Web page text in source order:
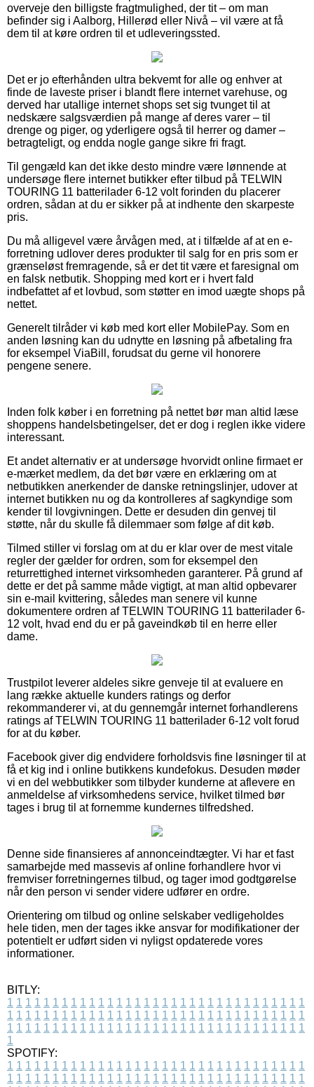
overveje den billigste fragtmulighed, der tit – om man
befinder sig i Aalborg, Hillerød eller Nivå – vil være at få
dem til at køre ordren til et udleveringssted.
Det er jo efterhånden ultra bekvemt for alle og enhver at
finde de laveste priser i blandt flere internet varehuse, og
derved har utallige internet shops set sig tvunget til at
nedskære salgsværdien på mange af deres varer – til
drenge og piger, og yderligere også til herrer og damer –
betragteligt, og endda nogle gange sikre fri fragt.
Til gengæld kan det ikke desto mindre være lønnende at
undersøge flere internet butikker efter tilbud på TELWIN
TOURING 11 batterilader 6-12 volt forinden du placerer
ordren, sådan at du er sikker på at indhente den skarpeste
pris.
Du må alligevel være årvågen med, at i tilfælde af at en e-
forretning udlover deres produkter til salg for en pris som er
grænseløst fremragende, så er det tit være et faresignal om
en falsk netbutik. Shopping med kort er i hvert fald
indbefattet af et lovbud, som støtter en imod uægte shops på
nettet.
Generelt tilråder vi køb med kort eller MobilePay. Som en
anden løsning kan du udnytte en løsning på afbetaling fra
for eksempel ViaBill, forudsat du gerne vil honorere
pengene senere.
Inden folk køber i en forretning på nettet bør man altid læse
shoppens handelsbetingelser, det er dog i reglen ikke videre
interessant.
Et andet alternativ er at undersøge hvorvidt online firmaet er
e-mærket medlem, da det bør være en erklæring om at
netbutikken anerkender de danske retningslinjer, udover at
internet butikken nu og da kontrolleres af sagkyndige som
kender til lovgivningen. Dette er desuden din genvej til
støtte, når du skulle få dilemmaer som følge af dit køb.
Tilmed stiller vi forslag om at du er klar over de mest vitale
regler der gælder for ordren, som for eksempel den
returrettighed internet virksomheden garanterer. På grund af
dette er det på samme måde vigtigt, at man altid opbevarer
sin e-mail kvittering, således man senere vil kunne
dokumentere ordren af TELWIN TOURING 11 batterilader 6-
12 volt, hvad end du er på gaveindkøb til en herre eller
dame.
Trustpilot leverer aldeles sikre genveje til at evaluere en
lang række aktuelle kunders ratings og derfor
rekommanderer vi, at du gennemgår internet forhandlerens
ratings af TELWIN TOURING 11 batterilader 6-12 volt forud
for at du køber.
Facebook giver dig endvidere forholdsvis fine løsninger til at
få et kig ind i online butikkens kundefokus. Desuden møder
vi en del webbutikker som tilbyder kunderne at aflevere en
anmeldelse af virksomhedens service, hvilket tilmed bør
tages i brug til at fornemme kundernes tilfredshed.
Denne side finansieres af annonceindtægter. Vi har et fast
samarbejde med massevis af online forhandlere hvor vi
fremviser forretningernes tilbud, og tager imod godtgørelse
når den person vi sender videre udfører en ordre.
Orientering om tilbud og online selskaber vedligeholdes
hele tiden, men der tages ikke ansvar for modifikationer der
potentielt er udført siden vi nyligst opdaterede vores
informationer.
BITLY:
1 1 1 1 1 1 1 1 1 1 1 1 1 1 1 1 1 1 1 1 1 1 1 1 1 1 1 1 1 1 1 1 1
1 1 1 1 1 1 1 1 1 1 1 1 1 1 1 1 1 1 1 1 1 1 1 1 1 1 1 1 1 1 1 1 1
1 1 1 1 1 1 1 1 1 1 1 1 1 1 1 1 1 1 1 1 1 1 1 1 1 1 1 1 1 1 1 1 1
1
SPOTIFY:
1 1 1 1 1 1 1 1 1 1 1 1 1 1 1 1 1 1 1 1 1 1 1 1 1 1 1 1 1 1 1 1 1
1 1 1 1 1 1 1 1 1 1 1 1 1 1 1 1 1 1 1 1 1 1 1 1 1 1 1 1 1 1 1 1 1